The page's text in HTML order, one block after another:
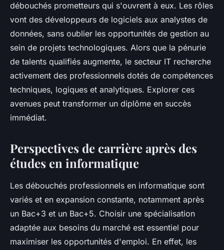
débouchés prometteurs qui s'ouvrent à eux. Les rôles
vont des développeurs de logiciels aux analystes de
données, sans oublier les opportunités de gestion au
sein de projets technologiques. Alors que la pénurie
de talents qualifiés augmente, le secteur IT recherche
activement des professionnels dotés de compétences
techniques, logiques et analytiques. Explorer ces
avenues peut transformer un diplôme en succès
immédiat.
Perspectives de carrière après des
études en informatique
Les débouchés professionnels en informatique sont
variés et en expansion constante, notamment après
un Bac+3 et un Bac+5. Choisir une spécialisation
adaptée aux besoins du marché est essentiel pour
maximiser les opportunités d'emploi. En effet, les